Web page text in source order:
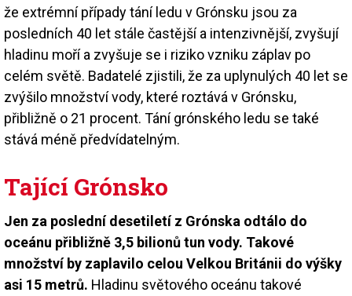
že extrémní případy tání ledu v Grónsku jsou za
posledních 40 let stále častější a intenzivnější, zvyšují
hladinu moří a zvyšuje se i riziko vzniku záplav po
celém světě. Badatelé zjistili, že za uplynulých 40 let se
zvýšilo množství vody, které roztává v Grónsku,
přibližně o 21 procent. Tání grónského ledu se také
stává méně předvídatelným.
Tající Grónsko
Jen za poslední desetiletí z Grónska odtálo do
oceánu přibližně 3,5 bilionů tun vody. Takové
množství by zaplavilo celou Velkou Británii do výšky
asi 15 metrů. Hladinu světového oceánu takové